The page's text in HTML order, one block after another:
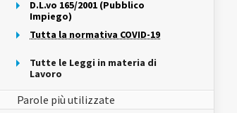
D.L.vo 165/2001 (Pubblico
Impiego)
Tutta la normativa COVID-19
Tutte le Leggi in materia di
Lavoro
Parole più utilizzate